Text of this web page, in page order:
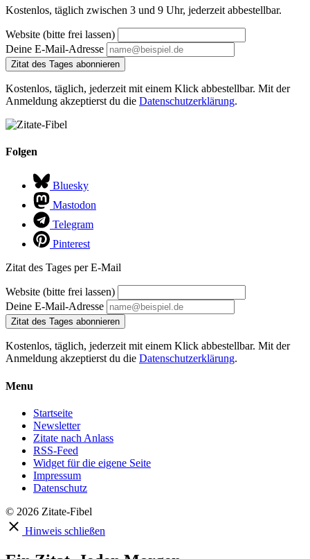
Kostenlos, täglich zwischen 3 und 9 Uhr, jederzeit abbestellbar.
Website (bitte frei lassen)
Deine E-Mail-Adresse
Zitat des Tages abonnieren
Kostenlos, täglich, jederzeit mit einem Klick abbestellbar. Mit der
Anmeldung akzeptierst du die Datenschutzerklärung.
Folgen
Bluesky
Mastodon
Telegram
Pinterest
Zitat des Tages per E-Mail
Website (bitte frei lassen)
Deine E-Mail-Adresse
Zitat des Tages abonnieren
Kostenlos, täglich, jederzeit mit einem Klick abbestellbar. Mit der
Anmeldung akzeptierst du die Datenschutzerklärung.
Menu
Startseite
Newsletter
Zitate nach Anlass
RSS-Feed
Widget für die eigene Seite
Impressum
Datenschutz
© 2026 Zitate-Fibel
Hinweis schließen